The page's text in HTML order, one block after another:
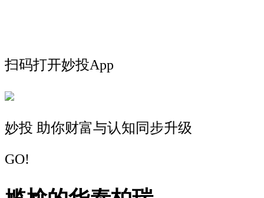
扫码打开妙投App
妙投 助你财富与认知同步升级
GO!